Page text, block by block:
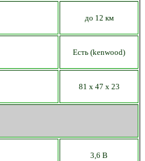
до 12 км
Есть (kenwood)
81 х 47 х 23
3,6 В